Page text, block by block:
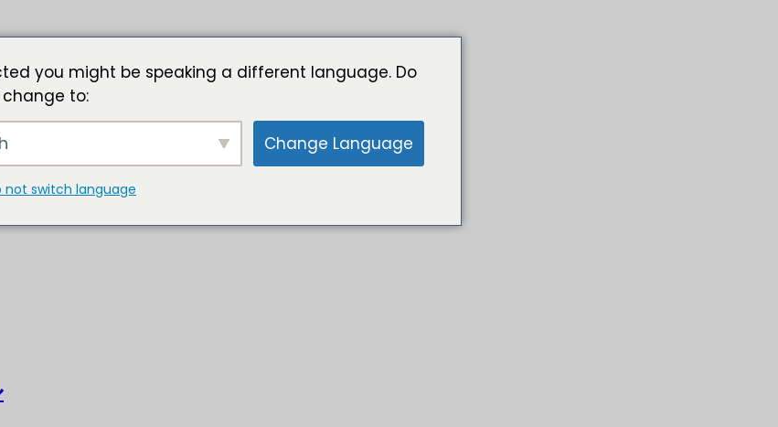
you might be speaking a different language. Do
to:
Change Language
not switch language